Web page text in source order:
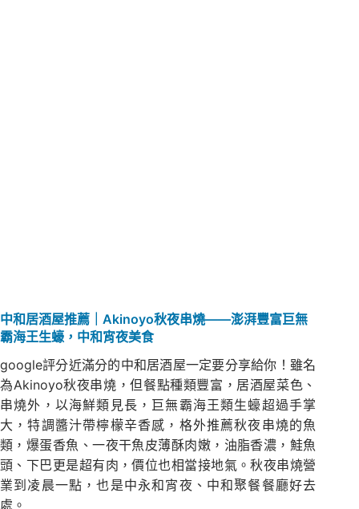
中和居酒屋推薦｜Akinoyo秋夜串燒——澎湃豐富巨無
霸海王生蠔，中和宵夜美食
google評分近滿分的中和居酒屋一定要分享給你！雖名
為Akinoyo秋夜串燒，但餐點種類豐富，居酒屋菜色、
串燒外，以海鮮類見長，巨無霸海王類生蠔超過手掌
大，特調醬汁帶檸檬辛香感，格外推薦秋夜串燒的魚
類，爆蛋香魚、一夜干魚皮薄酥肉嫩，油脂香濃，鮭魚
頭、下巴更是超有肉，價位也相當接地氣。秋夜串燒營
業到凌晨一點，也是中永和宵夜、中和聚餐餐廳好去
處。